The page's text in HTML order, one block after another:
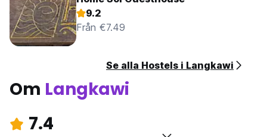
9.2
Från €7.49
Se alla Hostels i Langkawi
Om Langkawi
7.4